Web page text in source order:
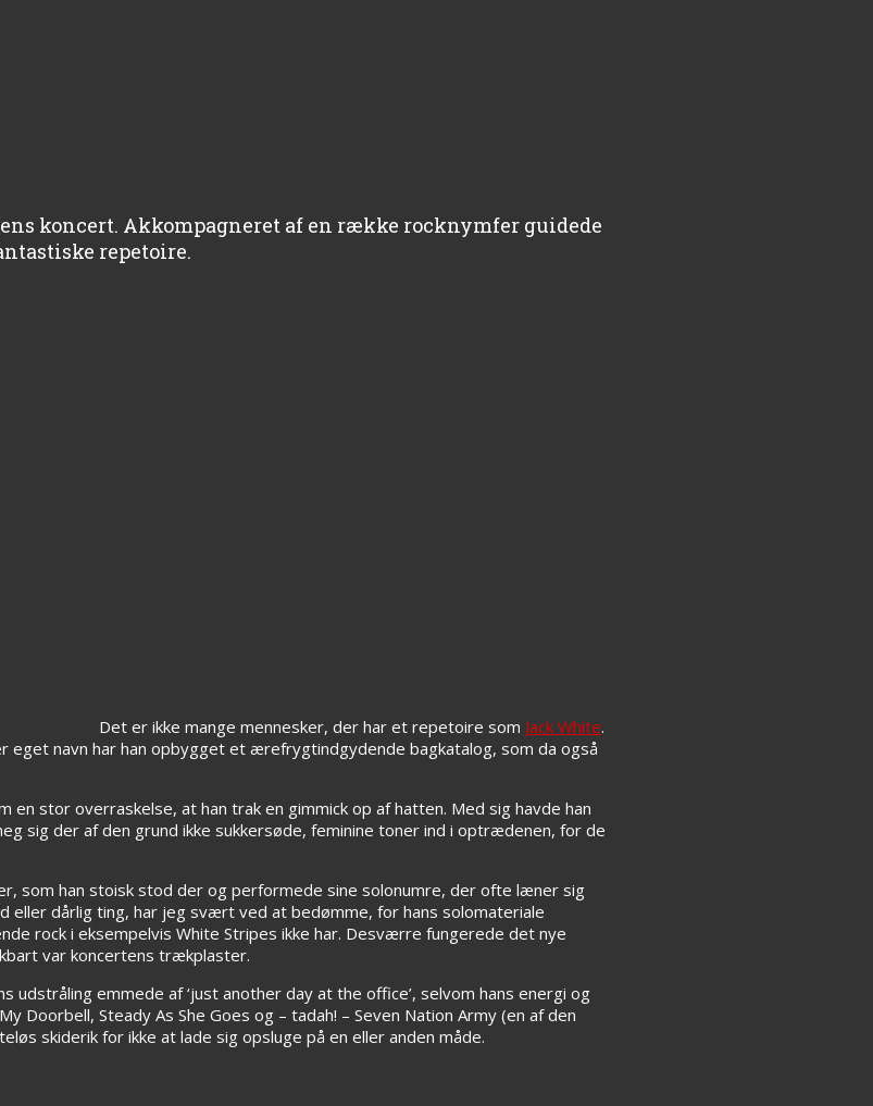
koncert. Akkompagneret af en række rocknymfer guidede
repetoire.
Det er ikke mange mennesker, der har et repetoire som Jack White.
eget navn har han opbygget et ærefrygtindgydende bagkatalog, som da også
stor overraskelse, at han trak en gimmick op af hatten. Med sig havde han
sig der af den grund ikke sukkersøde, feminine toner ind i optrædenen, for de
som han stoisk stod der og performede sine solonumre, der ofte læner sig
eller dårlig ting, har jeg svært ved at bedømme, for hans solomateriale
rock i eksempelvis White Stripes ikke har. Desværre fungerede det nye
var koncertens trækplaster.
emmede af ‘just another day at the office’, selvom hans energi og
Steady As She Goes og – tadah! – Seven Nation Army (en af den
skiderik for ikke at lade sig opsluge på en eller anden måde.